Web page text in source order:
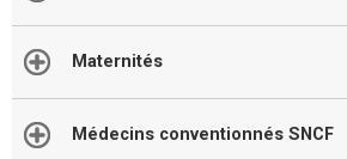
Maternités
Médecins conventionnés SNCF